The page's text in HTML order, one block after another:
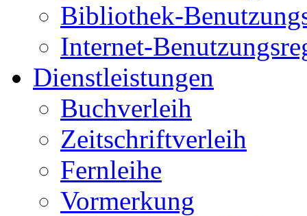
Bibliothek-
Internet-
Dienstleistungen
Buchverleih
Zeitschriftverleih
Fernleihe
Vormerkung